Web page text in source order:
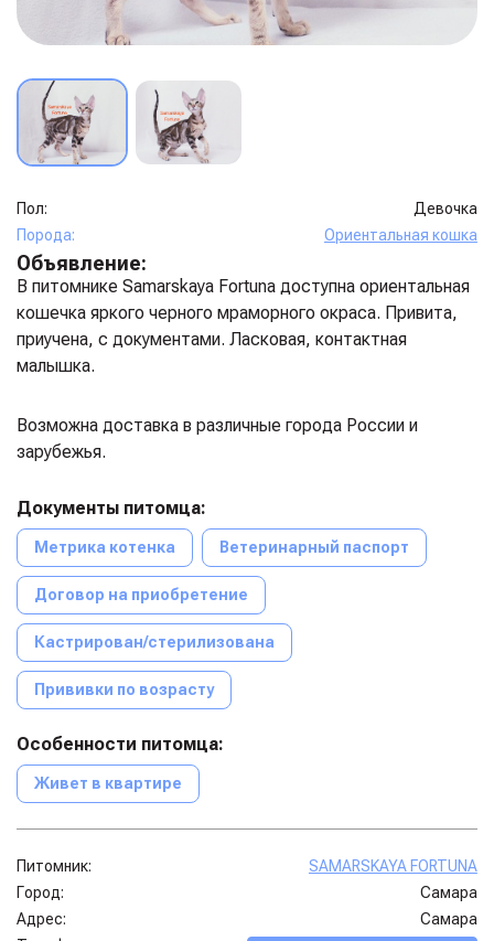
Пол:
Девочка
Порода:
Ориентальная кошка
Объявление:
В питомнике Samarskaya Fortuna доступна ориентальная
кошечка яркого черного мраморного окраса. Привита,
приучена, с документами. Ласковая, контактная
малышка.
Возможна доставка в различные города России и
зарубежья.
Документы питомца:
Метрика котенка Ветеринарный паспорт
Договор на приобретение
Кастрирован/стерилизована
Прививки по возрасту
Особенности питомца:
Живет в квартире
Питомник:
SAMARSKAYA FORTUNA
Город:
Самара
Адрес:
Самара